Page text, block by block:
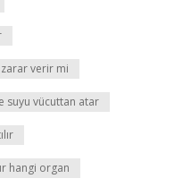
verir mi
suyu vücuttan atar
hangi organ